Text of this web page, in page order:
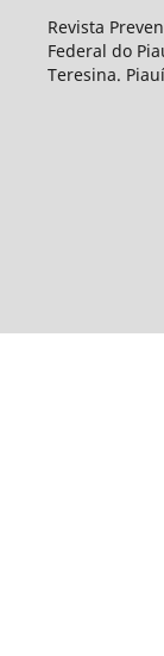
Revista
Federal do
Teresina.